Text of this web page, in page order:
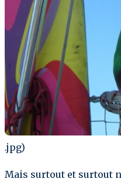
.jpg)
Mais surtout et surtout